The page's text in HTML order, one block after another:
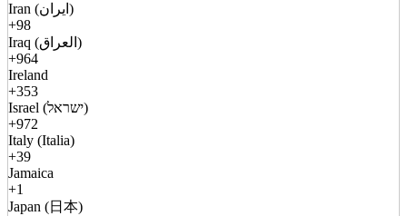
Iran (ایران)
+98
Iraq (العراق)
+964
Ireland
+353
Israel (ישראל)
+972
Italy (Italia)
+39
Jamaica
+1
Japan (日本)